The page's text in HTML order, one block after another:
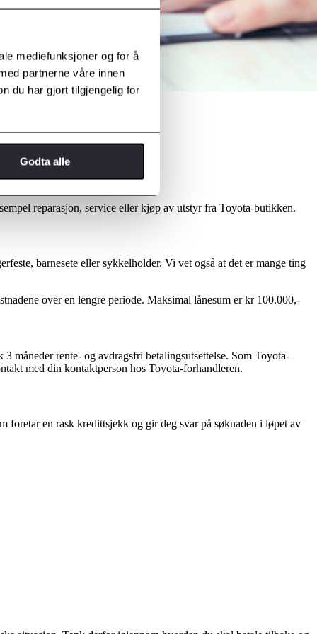
mediefunksjoner og for å
partnerne våre innen
du har gjort tilgjengelig for
Godta alle
reparasjon, service eller kjøp av utstyr fra Toyota-butikken.
barnesete eller sykkelholder. Vi vet også at det er mange ting
over en lengre periode. Maksimal lånesum er kr 100.000,-
måneder rente- og avdragsfri betalingsutsettelse. Som Toyota-
med din kontaktperson hos Toyota-forhandleren.
foretar en rask kredittsjekk og gir deg svar på søknaden i løpet av